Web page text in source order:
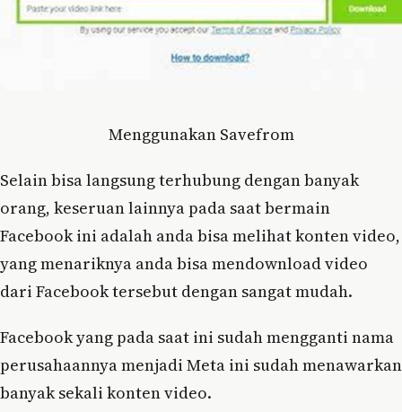
Menggunakan Savefrom
Selain bisa langsung terhubung dengan banyak
orang, keseruan lainnya pada saat bermain
Facebook ini adalah anda bisa melihat konten video,
yang menariknya anda bisa mendownload video
dari Facebook tersebut dengan sangat mudah.
Facebook yang pada saat ini sudah mengganti nama
perusahaannya menjadi Meta ini sudah menawarkan
banyak sekali konten video.